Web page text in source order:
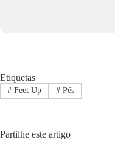
Etiquetas
#Feet Up #Pés
Partilhe este artigo